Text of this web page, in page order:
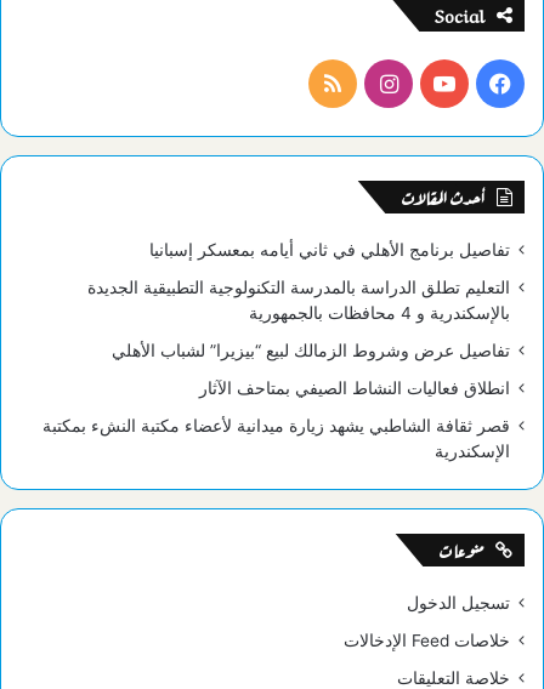
Social
فيسبوكيوتيوبانستقرامملخص
الموقع
أحدث المقالات
تفاصيل برنامج الأهلي في ثاني أيامه بمعسكر إسبانيا
التعليم تطلق الدراسة بالمدرسة التكنولوجية التطبيقية الجديدة
بالإسكندرية و 4 محافظات بالجمهورية
تفاصيل عرض وشروط الزمالك لبيع “بيزيرا” لشباب الأهلي
انطلاق فعاليات النشاط الصيفي بمتاحف الآثار
قصر ثقافة الشاطبي يشهد زيارة ميدانية لأعضاء مكتبة النشء بمكتبة
الإسكندرية
منوعات
تسجيل الدخول
خلاصات Feed الإدخالات
خلاصة التعليقات